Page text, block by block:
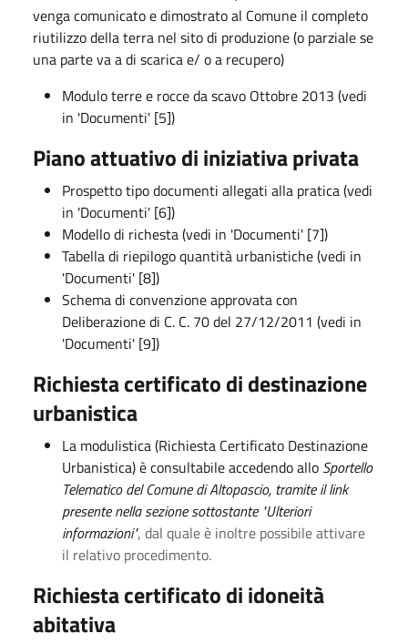
venga comunicato e dimostrato al Comune il com­pleto
riutilizzo della terra nel sito di produzione (o parziale se
una parte va a di­ scarica e/ o a recupero)
Modulo terre e rocce da scavo Ottobre 2013 (vedi
in 'Documenti' [5])
Piano attuativo di iniziativa privata
Prospetto tipo documenti allegati alla pratica (vedi
in 'Documenti' [6])
Modello di richesta (vedi in 'Documenti' [7])
Tabella di riepilogo quantità urbanistiche (vedi in
'Documenti' [8])
Schema di convenzione approvata con
Deliberazione di C. C. 70 del 27/12/2011 (vedi in
'Documenti' [9])
Richiesta certificato di destinazione
urbanistica
La modulistica (Richiesta Certificato Destinazione
Urbanistica) è consultabile accedendo allo Sportello
Telematico del Comune di Altopascio, tramite il link
presente nella sezione sottostante "Ulteriori
informazioni", dal quale è inoltre possibile attivare
il relativo procedimento.
Richiesta certificato di idoneità
abitativa